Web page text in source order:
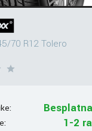
70 R12 Tolero
1-2